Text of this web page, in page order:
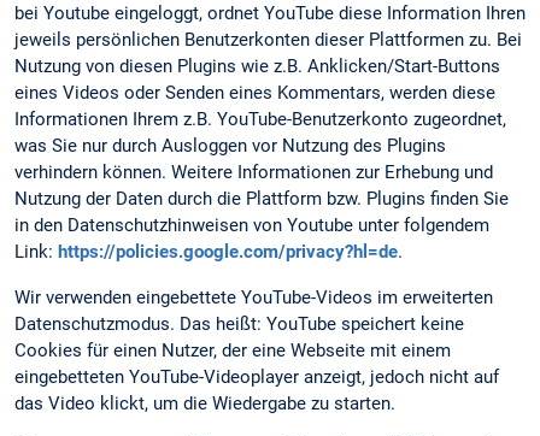
bei Youtube eingeloggt, ordnet YouTube diese Information Ihren
jeweils persönlichen Benutzerkonten dieser Plattformen zu. Bei
Nutzung von diesen Plugins wie z.B. Anklicken/Start-Buttons
eines Videos oder Senden eines Kommentars, werden diese
Informationen Ihrem z.B. YouTube-Benutzerkonto zugeordnet,
was Sie nur durch Ausloggen vor Nutzung des Plugins
verhindern können. Weitere Informationen zur Erhebung und
Nutzung der Daten durch die Plattform bzw. Plugins finden Sie
in den Datenschutzhinweisen von Youtube unter folgendem
Link: https://policies.google.com/privacy?hl=de.
Wir verwenden eingebettete YouTube-Videos im erweiterten
Datenschutzmodus. Das heißt: YouTube speichert keine
Cookies für einen Nutzer, der eine Webseite mit einem
eingebetteten YouTube-Videoplayer anzeigt, jedoch nicht auf
das Video klickt, um die Wiedergabe zu starten.